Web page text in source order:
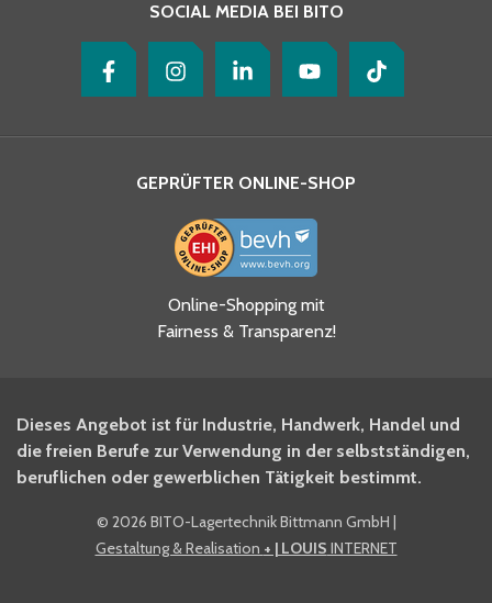
Ja, ich habe die
Datenschutzhinweise gelesen
und akzeptiere diese.
BITO Newsletter Fachwissen
Intralogistiker anmelden.
Ja, ich möchte mich für den
BITO Shop-Newsletter
SOCIAL MEDIA BEI BITO
GEPRÜFTER ONLINE-SHOP
Online-Shopping mit
Fairness & Transparenz!
Dieses Angebot ist für Industrie, Handwerk, Handel und
die freien Berufe zur Verwendung in der selbstständigen,
beruflichen oder gewerblichen Tätigkeit bestimmt.
© 2026 BITO-Lagertechnik Bittmann GmbH |
Gestaltung & Realisation + | LOUIS INTERNET